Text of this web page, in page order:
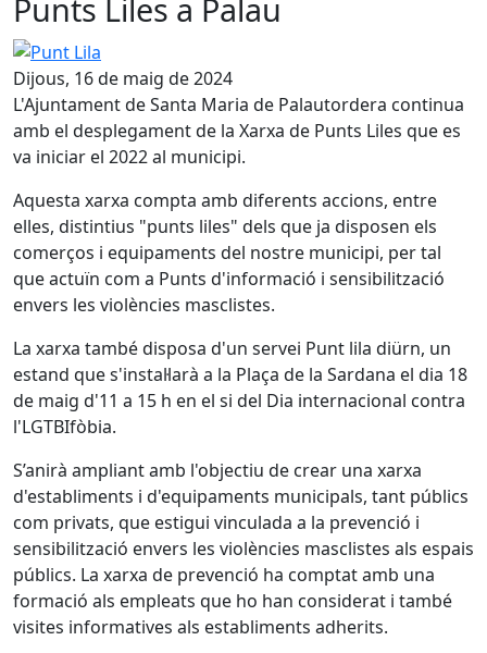
Punts Liles a Palau
Punt Lila
Dijous, 16 de maig de 2024
L'Ajuntament de Santa Maria de Palautordera continua
amb el desplegament de la Xarxa de Punts Liles que es
va iniciar el 2022 al municipi.
Aquesta xarxa compta amb diferents accions, entre
elles, distintius "punts liles" dels que ja disposen els
comerços i equipaments del nostre municipi, per tal
que actuïn com a Punts d'informació i sensibilització
envers les violències masclistes.
La xarxa també disposa d'un servei Punt lila diürn, un
estand que s'instal·larà a la Plaça de la Sardana el dia 18
de maig d'11 a 15 h en el si del Dia internacional contra
l'LGTBIfòbia.
S’anirà ampliant amb l'objectiu de crear una xarxa
d'establiments i d'equipaments municipals, tant públics
com privats, que estigui vinculada a la prevenció i
sensibilització envers les violències masclistes als espais
públics. La xarxa de prevenció ha comptat amb una
formació als empleats que ho han considerat i també
visites informatives als establiments adherits.